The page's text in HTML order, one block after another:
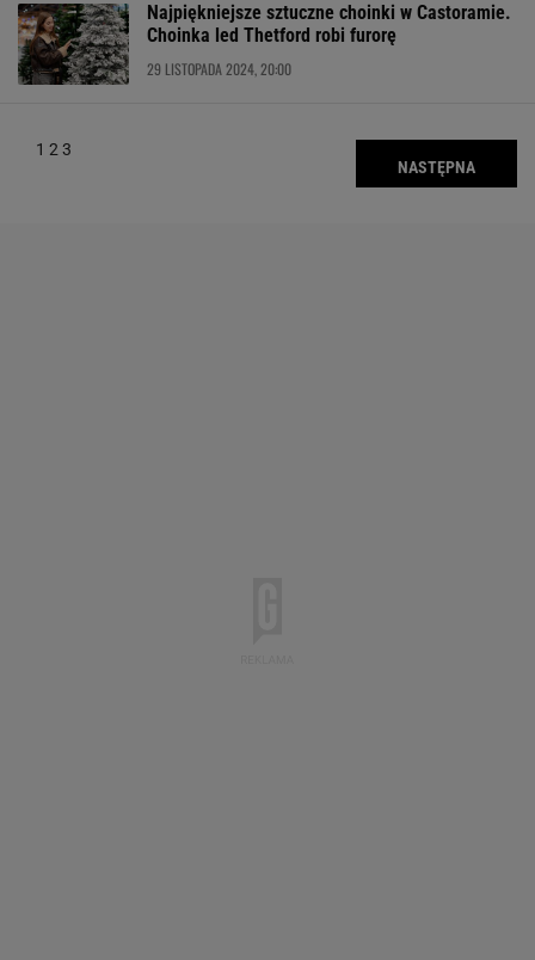
Najpiękniejsze sztuczne choinki w Castoramie.
Choinka led Thetford robi furorę
29 LISTOPADA 2024, 20:00
1 2 3
NASTĘPNA